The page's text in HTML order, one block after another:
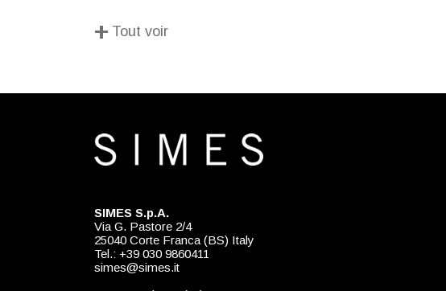
+ Tout voir
SIMES S.p.A.
Via G. Pastore 2/4
25040 Corte Franca (BS) Italy
Tel.: +39 030 9860411
simes@simes.it